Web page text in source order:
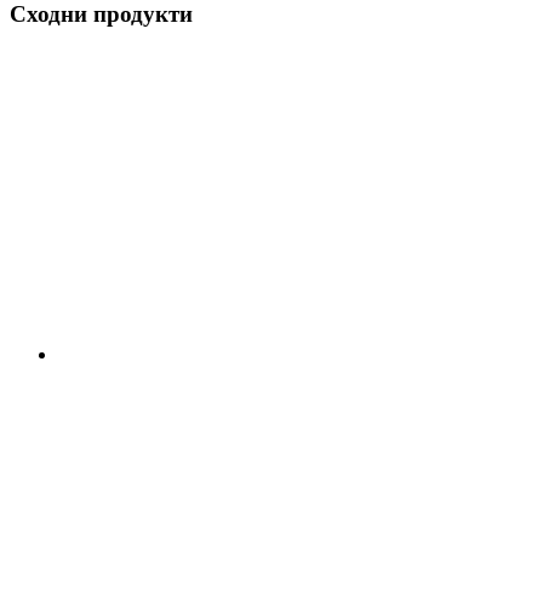
Сходни продукти